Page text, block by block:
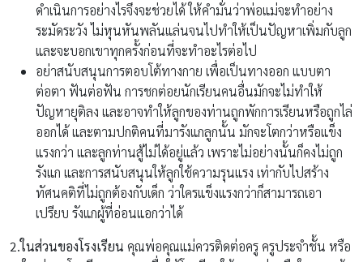
ดำเนินการอย่างไรจึงจะช่วยได้ ให้คำมั่นว่าพ่อแม่จะทำอย่าง
ระมัดระวัง ไม่หุนหันพลันแล่นจนไปทำให้เป็นปัญหาเพิ่มกับลูก
และจะบอกเขาทุกครั้งก่อนที่จะทำอะไรต่อไป
อย่าสนับสนุนการตอบโต้ทางกาย เพื่อเป็นทางออก แบบตา
ต่อตา ฟันต่อฟัน การชกต่อยนักเรียนคนอื่นมักจะไม่ทำให้
ปัญหายุติลง และอาจทำให้ลูกของท่านถูกพักการเรียนหรือถูกไล่
ออกได้ และตามปกติคนที่มารังแกลูกนั้น มักจะโตกว่าหรือแข็ง
แรงกว่า และลูกท่านสู้ไม่ได้อยู่แล้ว เพราะไม่อย่างนั้นก็คงไม่ถูก
รังแก และการสนับสนุนให้ลูกใช้ความรุนแรง เท่ากับไปสร้าง
ทัศนคติที่ไม่ถูกต้องกับเด็ก ว่าใครแข็งแรงกว่าก็สามารถเอา
เปรียบ รังแกผู้ที่อ่อนแอกว่าได้
2.ในส่วนของโรงเรียน คุณพ่อคุณแม่ควรติดต่อครู ครูประจำชั้น หรือ